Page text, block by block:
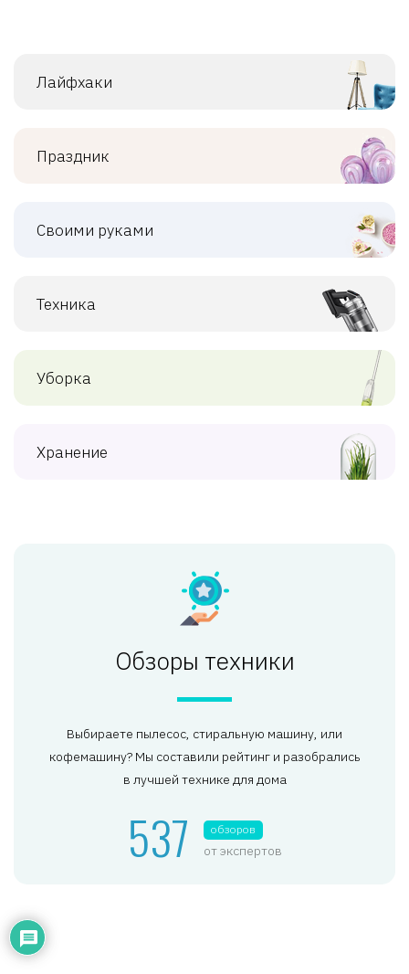
Лайфхаки
Праздник
Своими руками
Техника
Уборка
Хранение
Обзоры техники
Выбираете пылесос, стиральную машину, или
кофемашину? Мы составили рейтинг и разобрались
в лучшей технике для дома
537 обзоров
от экспертов